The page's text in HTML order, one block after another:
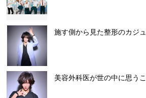
施す側から見た整形のカジ
美容外科医が世の中に思う